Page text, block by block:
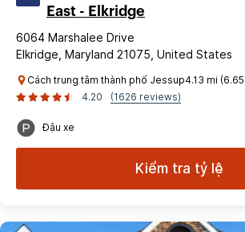
East - Elkridge
6064 Marshalee Drive
Elkridge, Maryland 21075, United States
Cách trung tâm thành phố Jessup4.13 mi
4.20
(1626 reviews)
Đậu xe
Kiểm tra tỷ lệ